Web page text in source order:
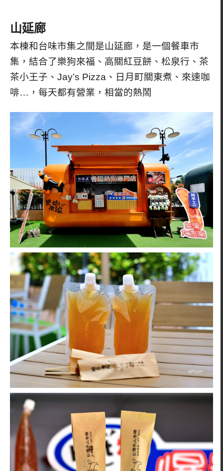
山延廊
本棟和台味市集之間是山延廊，是一個餐車市
集，結合了樂狗來福、高關紅豆餅、松泉行、茶
茶小王子、Jay’s Pizza、日月町關東煮、來速咖
啡…，每天都有營業，相當的熱鬧